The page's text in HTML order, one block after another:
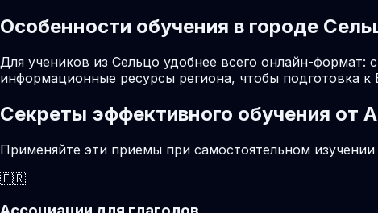
Особенности обучения в городе
Для учеников из Сельцо удобнее всего онлайн-
информационные ресурсы региона, чтобы подготовка
Секреты эффективного обучения от
Применяйте эти приемы при самостоятельном
🇫🇷